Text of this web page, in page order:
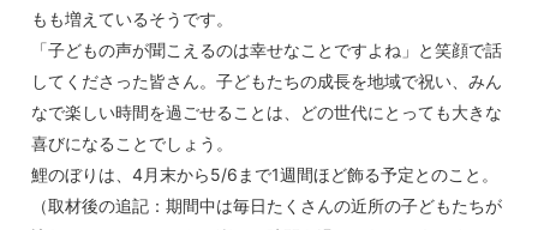
もも増えているそうです。
「子どもの声が聞こえるのは幸せなことですよね」と笑顔で話
してくださった皆さん。子どもたちの成長を地域で祝い、みん
なで楽しい時間を過ごせることは、どの世代にとっても大きな
喜びになることでしょう。
鯉のぼりは、4月末から5/6まで1週間ほど飾る予定とのこと。
（取材後の追記：期間中は毎日たくさんの近所の子どもたちが